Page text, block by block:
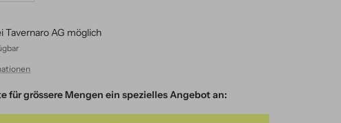
Tavernaro AG möglich
für grössere Mengen ein spezielles Angebot an: